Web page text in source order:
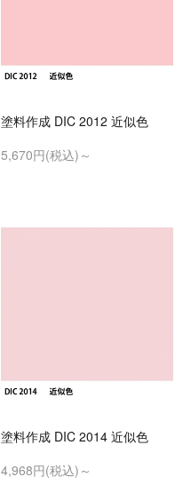
塗料作成 DIC 2012 近似色
5,670円(税込)～
塗料作成 DIC 2014 近似色
4,968円(税込)～